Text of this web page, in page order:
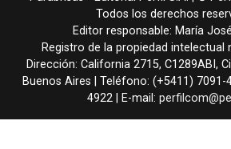
Todos los derechos
Editor responsable: María
Registro de la propiedad intelectual
Dirección: California 2715, C1289ABI ,
Buenos Aires | Teléfono: (+5411) 7091-
4922 | E-mail: